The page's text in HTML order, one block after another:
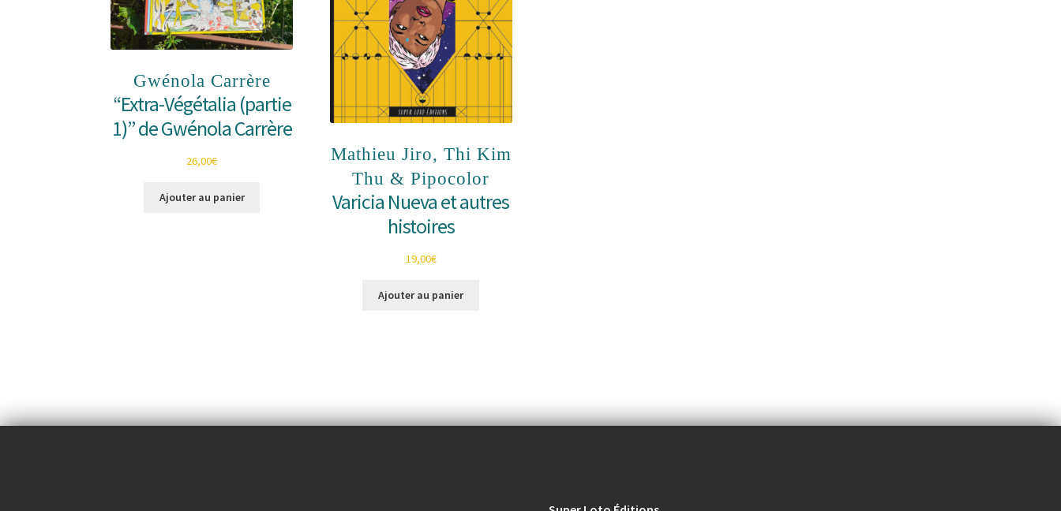
Gwénola Carrère
“Extra-Végétalia (partie
1)” de Gwénola Carrère
26,00€
Ajouter au panier
Mathieu Jiro, Thi Kim
Thu & Pipocolor
Varicia Nueva et autres
histoires
19,00€
Ajouter au panier